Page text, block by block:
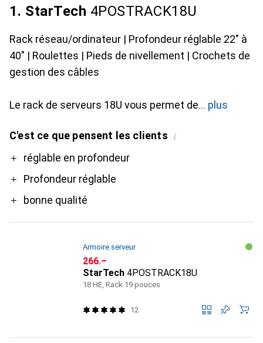
1. StarTech 4POSTRACK18U
Rack réseau/ordinateur | Profondeur réglable 22" à
40" | Roulettes | Pieds de nivellement | Crochets de
gestion des câbles
Le rack de serveurs 18U vous permet de plus
C'est ce que pensent les clients i
Proréglable en profondeur
Profondeur réglable
bonne qualité
Armoire serveur
CHF
266.–
StarTech 4POSTRACK18U
18 HE, Rack 19 pouces
12